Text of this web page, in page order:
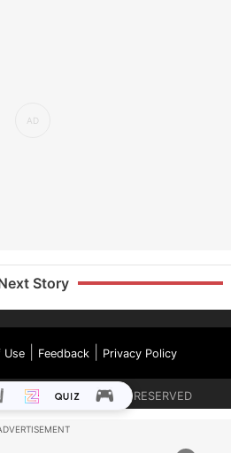
Story
Use| Feedback| Privacy Policy
LIMITED. ALL RIGHTS RESERVED